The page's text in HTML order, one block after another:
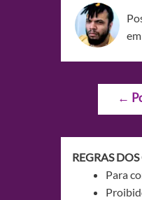
em
←
REGRAS
Para